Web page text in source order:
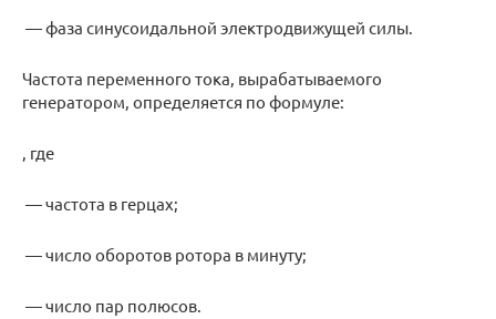
— фаза синусоидальной электродвижущей силы.
Частота переменного тока, вырабатываемого
генератором, определяется по формуле:
, где
— частота в герцах;
— число оборотов ротора в минуту;
— число пар полюсов.